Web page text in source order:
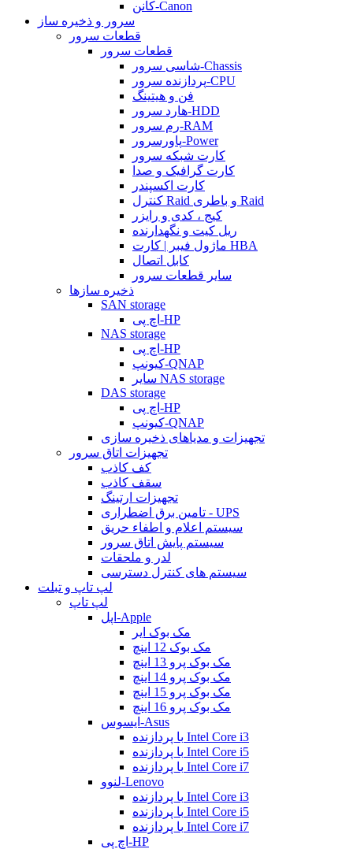
کانن-Canon
سرور و ذخیره ساز
قطعات سرور
قطعات سرور
شاسی سرور-Chassis
پردازنده سرور-CPU
فن و هیتینگ
هارد سرور-HDD
رم سرور-RAM
پاورسرور-Power
کارت شبکه سرور
کارت گرافیک و صدا
کارت اکسپندر
کنترل Raid و باطری Raid
کیج ، کدی و رایزر
ریل کیت و نگهدارنده
ماژول فیبر | کارت HBA
کابل اتصال
سایر قطعات سرور
ذخیره سازها
SAN storage
اچ پی-HP
NAS storage
اچ پی-HP
کیونپ-QNAP
سایر NAS storage
DAS storage
اچ پی-HP
کیونپ-QNAP
تجهیزات و مدیاهای ذخیره سازی
تجهیزات اتاق سرور
کف کاذب
سقف کاذب
تجهیزات ارتینگ
تامین برق اضطراری - UPS
سیستم اعلام و اطفاء حریق
سیستم پایش اتاق سرور
لدر و ملحقات
سیستم های کنترل دسترسی
لپ تاپ و تبلت
لپ تاپ
اپل-Apple
مک بوک ایر
مک بوک 12 اینچ
مک بوک پرو 13 اینچ
مک بوک پرو 14 اینچ
مک بوک پرو 15 اینچ
مک بوک پرو 16 اینچ
ایسوس-Asus
با پردازنده Intel Core i3
با پردازنده Intel Core i5
با پردازنده Intel Core i7
لنوو-Lenovo
با پردازنده Intel Core i3
با پردازنده Intel Core i5
با پردازنده Intel Core i7
اچ پی-HP